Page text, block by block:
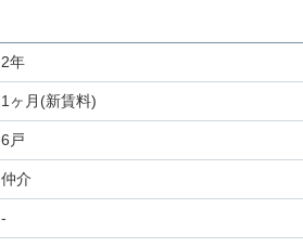
2年
1ヶ月(新賃料)
6戸
仲介
-